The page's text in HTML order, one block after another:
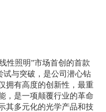
性照明”市场首创的首款
试与突破，是公司潜心钻
拥有高度的创新性，最重
，是一项颠覆行业的革命
其多元化的光学产品和技